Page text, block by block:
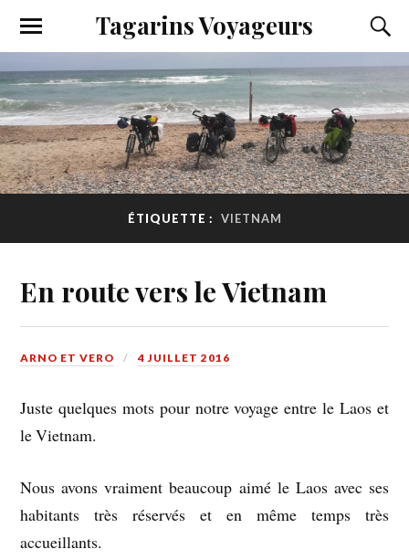
Tagarins Voyageurs
ÉTIQUETTE : VIETNAM
En route vers le Vietnam
ARNO ET VERO 4 JUILLET 2016
Juste quelques mots pour notre voyage entre le Laos et
le Vietnam.
Nous avons vraiment beaucoup aimé le Laos avec ses
habitants très réservés et en même temps très
accueillants.